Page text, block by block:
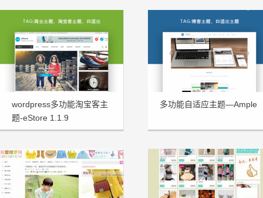
wordpress多功能淘宝客主
题-eStore 1.1.9
多功能自适应主题—Ample